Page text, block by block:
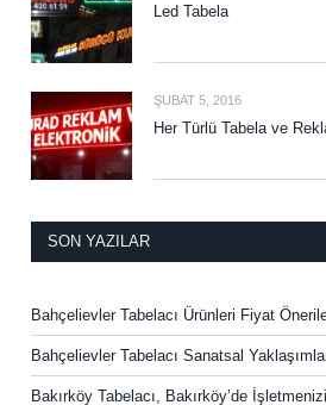
Led Tabela
ŞUBAT 5, 2016
Her Türlü Tabela ve
SON YAZILAR
Bahçelievler Tabelacı Ürünleri Fiyat
Bahçelievler Tabelacı Sanatsal
Bakırköy Tabelacı, Bakırköy’de